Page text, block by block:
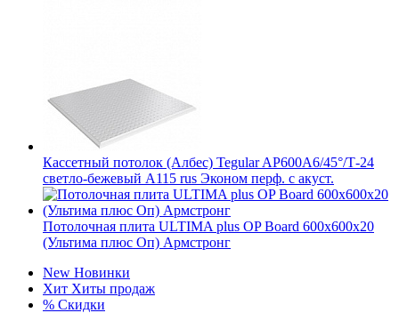
Кассетный потолок (Албес) Tegular AP600A6/45°/Т-24
светло-бежевый А115 rus Эконом перф. с акуст.
Потолочная плита ULTIMA plus OP Board 600x600x20
(Ультима плюс Оп) Армстронг
New Новинки
Хит Хиты продаж
% Скидки